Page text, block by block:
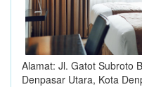
Alamat: Jl. Gatot Subroto
Denpasar Utara, Kota